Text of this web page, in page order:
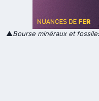
▲Bourse minéraux et